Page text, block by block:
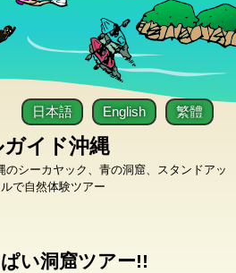
ガイド沖縄
シーカヤック、青の洞窟、スタンドアッ
で自然体験ツアー
日本語 English 繁體
い洞窟ツアー!!